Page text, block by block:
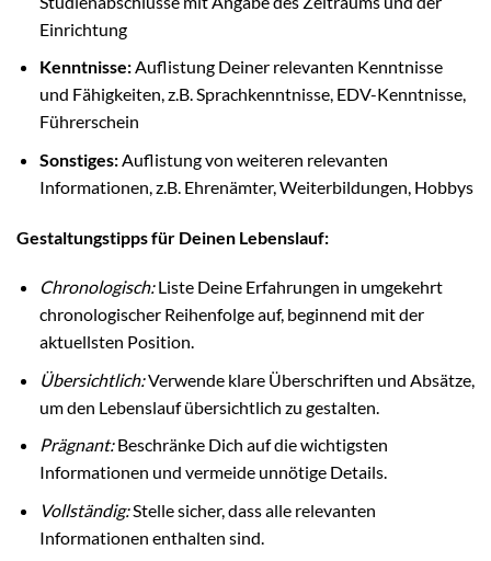
Einrichtung
Kenntnisse:Auflistung Deiner relevanten Kenntnisse
und Fähigkeiten, z.B. Sprachkenntnisse, EDV-Kenntnisse,
Führerschein
Sonstiges:Auflistung von weiteren relevanten
Informationen, z.B. Ehrenämter, Weiterbildungen, Hobbys
Gestaltungstipps für Deinen Lebenslauf:
Chronologisch:Liste Deine Erfahrungen in umgekehrt
chronologischer Reihenfolge auf, beginnend mit der
aktuellsten Position.
Übersichtlich:Verwende klare Überschriften und Absätze,
um den Lebenslauf übersichtlich zu gestalten.
Prägnant:Beschränke Dich auf die wichtigsten
Informationen und vermeide unnötige Details.
Vollständig:Stelle sicher, dass alle relevanten
Informationen enthalten sind.